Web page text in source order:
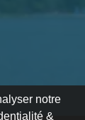
notre
&